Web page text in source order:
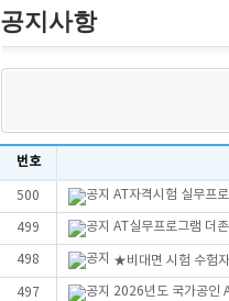
공지사항
번호
500 AT자격시험 실무프
499 AT실무프로그램 더
498 ★비대면 시험 수험
497 2026년도 국가공인